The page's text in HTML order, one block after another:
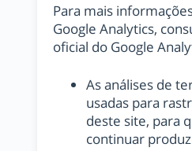
Para mais
Google Analytics,
oficial do Google
As análises de
usadas para
deste site, para
continuar